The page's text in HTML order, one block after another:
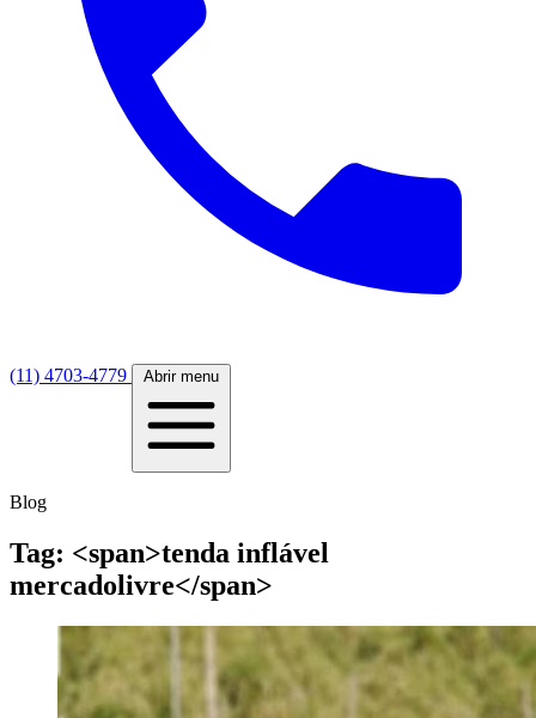
(11) 4703-4779 Abrir menu
Blog
Tag: <span>tenda inflável
mercadolivre</span>